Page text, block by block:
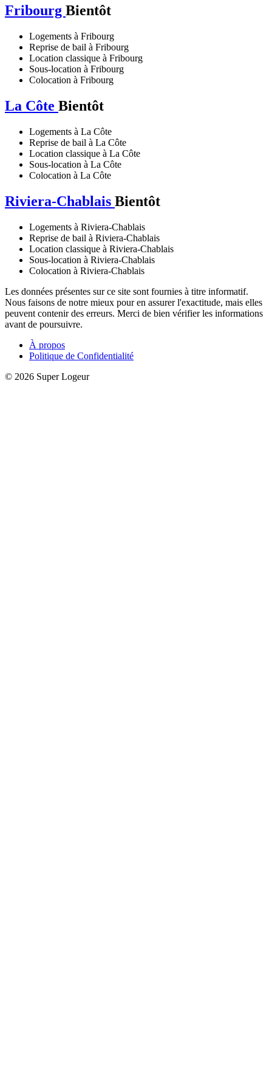
Fribourg Bientôt
Logements à Fribourg
Reprise de bail à Fribourg
Location classique à Fribourg
Sous-location à Fribourg
Colocation à Fribourg
La Côte Bientôt
Logements à La Côte
Reprise de bail à La Côte
Location classique à La Côte
Sous-location à La Côte
Colocation à La Côte
Riviera-Chablais Bientôt
Logements à Riviera-Chablais
Reprise de bail à Riviera-Chablais
Location classique à Riviera-Chablais
Sous-location à Riviera-Chablais
Colocation à Riviera-Chablais
Les données présentes sur ce site sont fournies à titre informatif.
Nous faisons de notre mieux pour en assurer l'exactitude, mais elles
peuvent contenir des erreurs. Merci de bien vérifier les informations
avant de poursuivre.
À propos
Politique de Confidentialité
© 2026 Super Logeur